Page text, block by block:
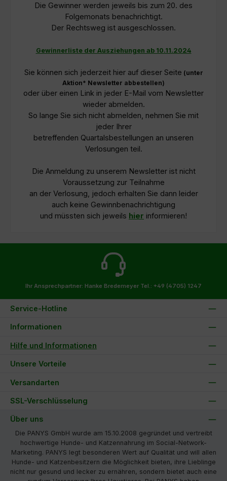
Die Gewinner werden jeweils bis zum 20. des
Folgemonats benachrichtigt.
Der Rechtsweg ist ausgeschlossen.
Gewinnerliste der Ausziehungen ab 10.11.2024
Sie können sich jederzeit hier auf dieser Seite (unter
Aktion* Newsletter abbestellen)
oder über einen Link in jeder E-Mail vom Newsletter
wieder abmelden.
So lange Sie sich nicht abmelden, nehmen Sie mit
jeder Ihrer
betreffenden Quartalsbestellungen an unseren
Verlosungen teil.
Die Anmeldung zu unserem Newsletter ist nicht
Voraussetzung zur Teilnahme
an der Verlosung, jedoch erhalten Sie dann leider
auch keine Gewinnbenachrichtigung
und müssten sich jeweils hier informieren!
Ihr Ansprechpartner: Hanke Bredemeyer Tel.: +49 (4705) 1247
Service-Hotline
Informationen
Hilfe und Informationen
Unsere Vorteile
Versandarten
SSL-Verschlüsselung
Über uns
Die PANYS GmbH wurde am 15.10.2008 gegründet und vertreibt
hochwertige Hunde- und Katzennahrung im Social-Network-
Marketing. PANYS legt besonderen Wert auf Qualität und will allen
Hunde- und Katzenbesitzern die Möglichkeit bieten, ihre Lieblinge
nicht nur gesund und lecker zu ernähren, sondern bietet auch eine